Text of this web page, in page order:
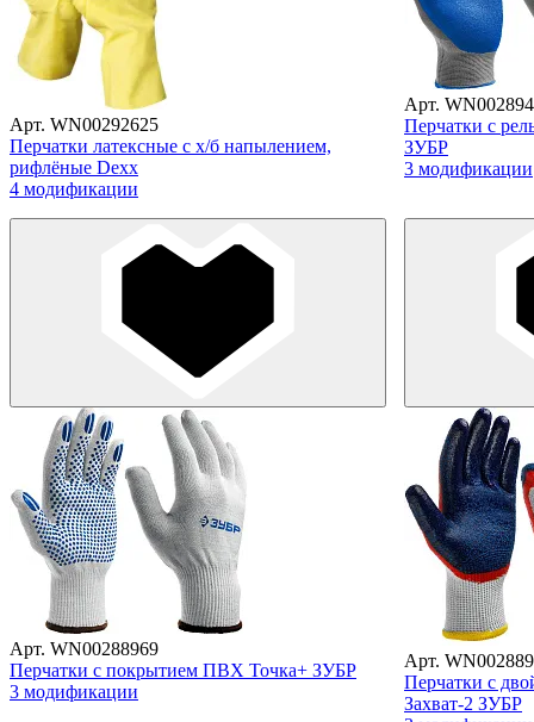
Арт. WN00292625
Перчатки латексные с х/б напылением,
рифлёные Dexx
4 модификации
Арт.
Перчатки с
ЗУБР
3 модификации
Арт. WN00288969
Перчатки с покрытием ПВХ Точка+ ЗУБР
3 модификации
Арт.
Перчатки с
Захват-2 ЗУБР